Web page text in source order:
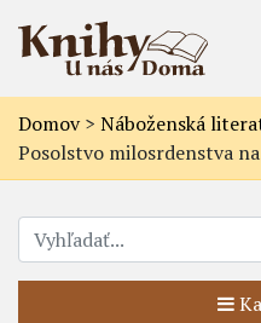
Domov> Náboženská
Posolstvo milosrdenstva